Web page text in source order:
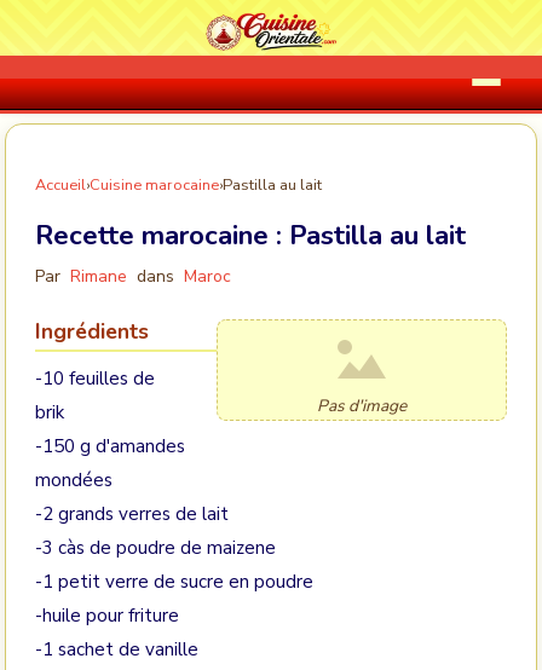
Accueil›Cuisine marocaine›Pastilla au lait
Recette marocaine : Pastilla au lait
Par Rimane dans Maroc
Pas d'image
Ingrédients
-10 feuilles de
brik
-150 g d'amandes
mondées
-2 grands verres de lait
-3 càs de poudre de maizene
-1 petit verre de sucre en poudre
-huile pour friture
-1 sachet de vanille